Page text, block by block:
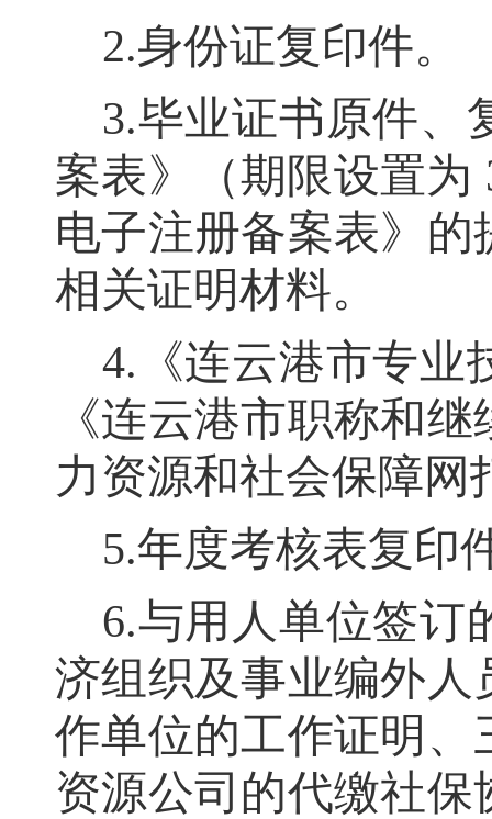
2.身份证复印件。
3.毕业证书原件、
案表》
（期限设置为
电子注册备案表》
相关证明材料。
4. 《连云港市专
《连云港市职称和
力资源和社会保障网
5.年度考核表复印
6.与用人单位签订
济组织及事业编外人
作单位的工作证明
资源公司的代缴社